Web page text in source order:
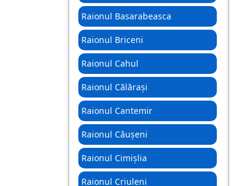
Raionul Basarabeasca
Raionul Briceni
Raionul Cahul
Raionul Călărași
Raionul Cantemir
Raionul Căușeni
Raionul Cimișlia
Raionul Criuleni